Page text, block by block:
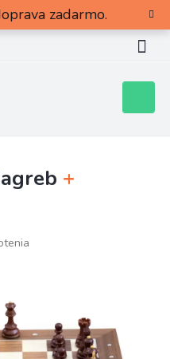
zadarmo.
košík
+